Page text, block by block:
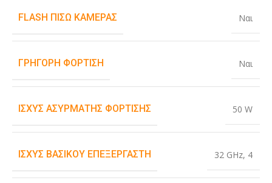
FLASH ΠΊΣΩ ΚΆΜΕΡΑΣ Ναι
ΓΡΉΓΟΡΗ ΦΌΡΤΙΣΗ Ναι
ΙΣΧΎΣ ΑΣΎΡΜΑΤΗΣ ΦΌΡΤΙΣΗΣ 50 W
ΙΣΧΎΣ ΒΑΣΙΚΟΎ ΕΠΕΞΕΡΓΑΣΤΉ 32 GHz, 4